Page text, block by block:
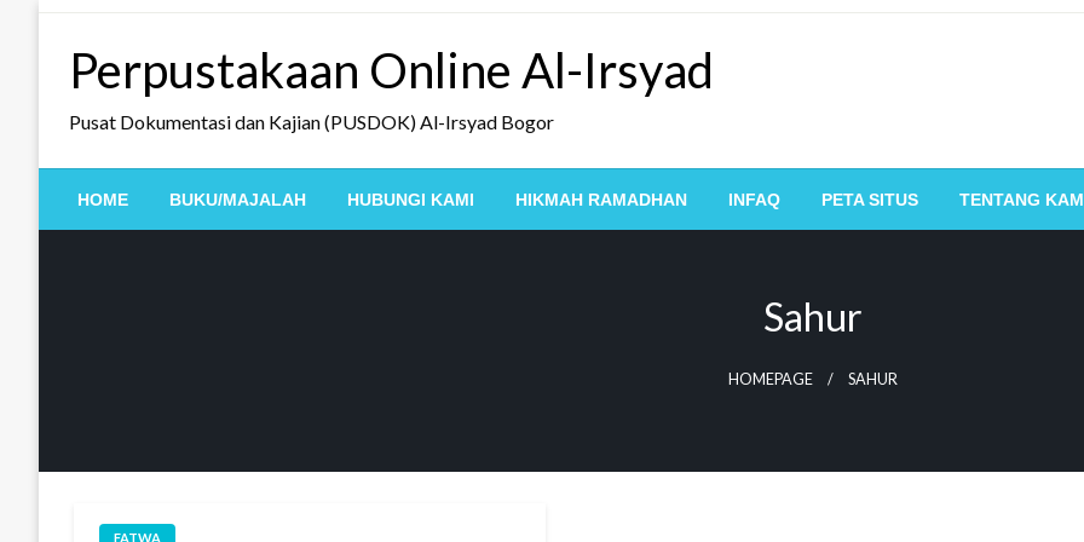
Perpustakaan Online Al-Irsyad
Pusat Dokumentasi dan Kajian (PUSDOK) Al-Irsyad Bogor
HOME BUKU/MAJALAH HUBUNGI KAMI HIKMAH RAMADHAN INFAQ PETA SITUS TENTANG
Sahur
HOMEPAGE SAHUR
FATWA